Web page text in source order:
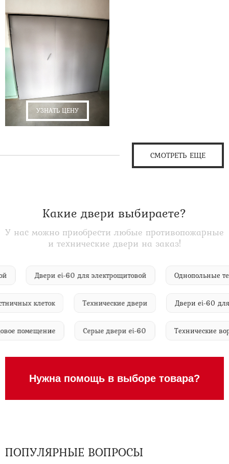
УЗНАТЬ ЦЕНУ
СМОТРЕТЬ ЕЩЕ
Какие двери выбираете?
У нас можно приобрести любые противопожарные
и технические двери на заказ!
Двери ei-60 для электрощитовой
клеток Технические двери Двери ei-60 для
помещение Серые двери ei-60
Нужна помощь в выборе товара?
ПОПУЛЯРНЫЕ ВОПРОСЫ